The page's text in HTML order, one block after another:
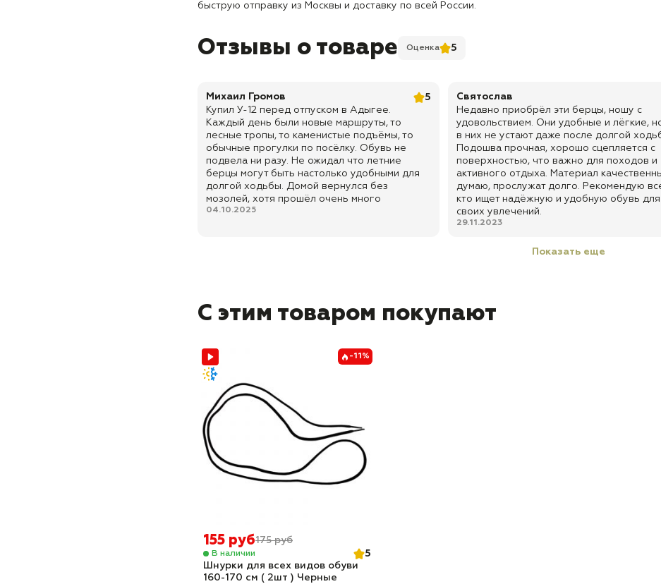
быструю отправку из Москвы и доставку по всей России.
Отзывы о товаре Оценка 5
Михаил Громов
5
Купил У-12 перед отпуском в Адыгее.
Каждый день были новые маршруты, то
лесные тропы, то каменистые подъёмы, то
обычные прогулки по посёлку. Обувь не
подвела ни разу. Не ожидал что летние
берцы могут быть настолько удобными для
долгой ходьбы. Домой вернулся без
мозолей, хотя прошёл очень много
04.10.2025
Святослав
Недавно приобрёл эти берцы, ношу с
удовольствием. Они удобные и лёгкие,
в них не устают даже после долгой
Подошва прочная, хорошо сцепляется с
поверхностью, что важно для походов и
активного отдыха. Материал
думаю, прослужат долго. Рекомендую
кто ищет надёжную и удобную обувь для
своих увлечений.
29.11.2023
Показать еще
С этим товаром покупают
-11%
155 руб175 руб
В наличии
5
Шнурки для всех видов обуви
160-170 см ( 2шт ) Черные